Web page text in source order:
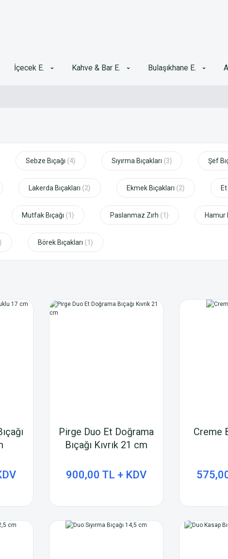
İçecek E. Kahve & Bar E. Bulaşıkhane E.
Sebze Bıçağı (4) Sıyırma Bıçakları (3) Şef
Lakerda Bıçakları (2) Ekmek Bıçakları (2)
Mutfak Bıçağı (1) Paslanmaz Zırh (1) Hamur
Börek Bıçakları (1)
Pirge Duo Et Doğrama
Bıçağı Kıvrık 21 cm
900,00 TL + KDV
Creme